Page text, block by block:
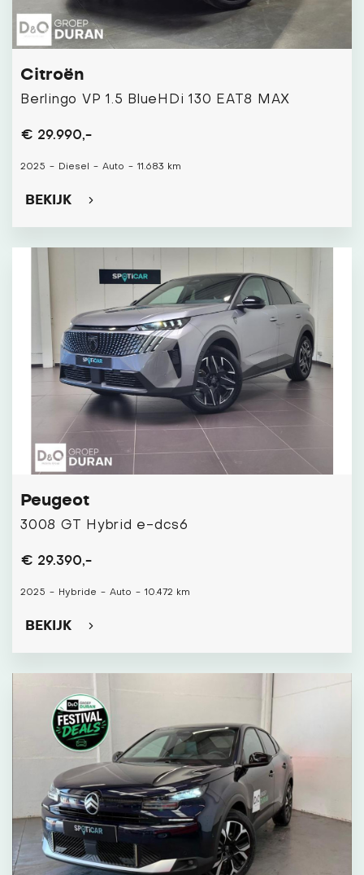
Citroën
Berlingo VP 1.5 BlueHDi 130 EAT8 MAX
€ 29.990,-
2025 - Diesel - Auto - 11.683 km
BEKIJK
Peugeot
3008 GT Hybrid e-dcs6
€ 29.390,-
2025 - Hybride - Auto - 10.472 km
BEKIJK